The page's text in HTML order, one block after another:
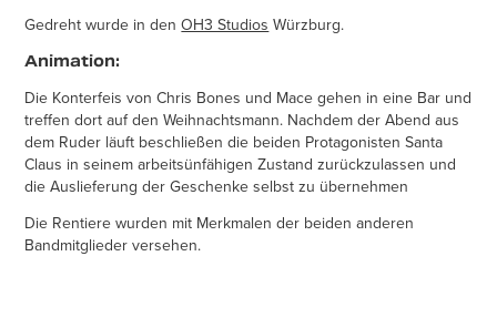
Gedreht wurde in denOH3 Studios Würzburg.
Animation:
Die Konterfeis von Chris Bones und Mace gehen in eine Bar und
treffen dort auf den Weihnachtsmann. Nachdem der Abend aus
dem Ruder läuft beschließen die beiden Protagonisten Santa
Claus in seinem arbeitsünfähigen Zustand zurückzulassen und
die Auslieferung der Geschenke selbst zu übernehmen
Die Rentiere wurden mit Merkmalen der beiden anderen
Bandmitglieder versehen.